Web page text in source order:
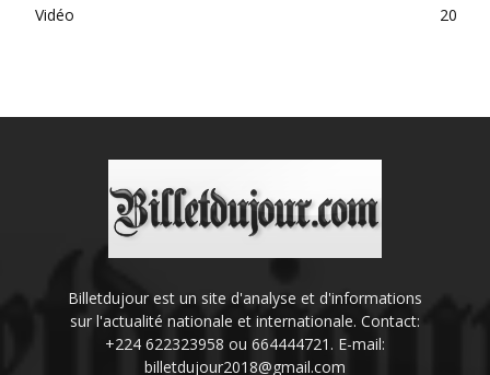
Vidéo
20
Billetdujour est un site d'analyse et d'informations
sur l'actualité nationale et internationale. Contact:
+224 622323958 ou 664444721. E-mail:
billetdujour2018@gmail.com